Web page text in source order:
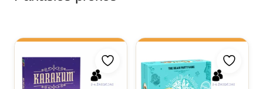
Pridėti prie mėgstamiausių Pridėti